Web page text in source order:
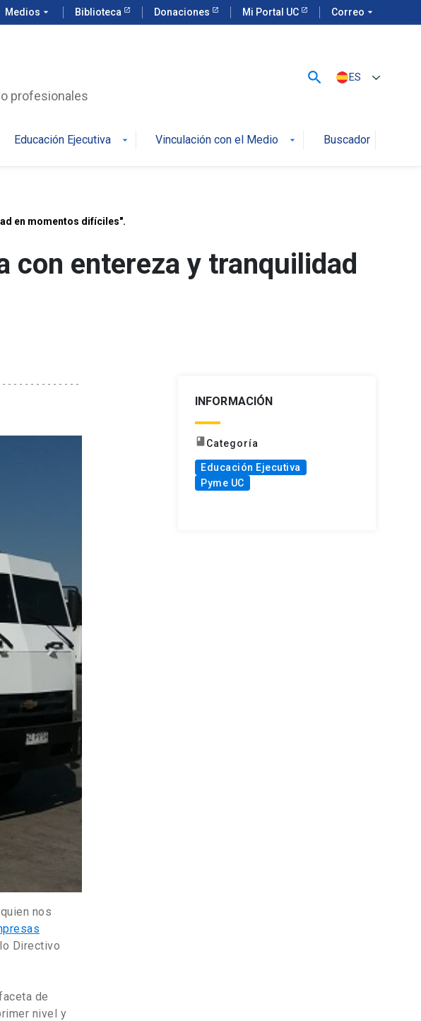
Medios arrow_drop_down Biblioteca Donaciones Mi Portal UC Correo arrow_drop_down
profesionales
search ES
Educación Ejecutiva arrow_drop_down Vinculación con el Medio arrow_drop_down Buscador
en momentos difíciles".
con entereza y tranquilidad
nos
Directivo
de
nivel y
INFORMACIÓN
bookCategoría
Educación Ejecutiva
Pyme UC